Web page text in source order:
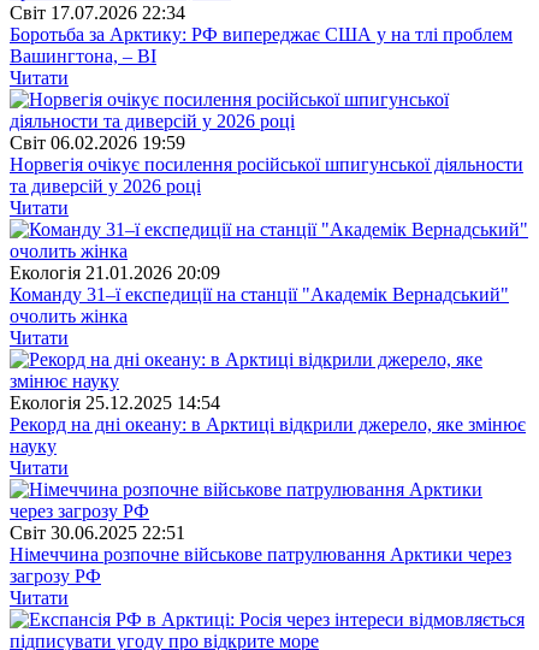
Свiт 17.07.2026 22:34
Боротьба за Арктику: РФ випереджає США у на тлі проблем
Вашингтона, – BI
Читати
Свiт 06.02.2026 19:59
Норвегія очікує посилення російської шпигунської діяльности
та диверсій у 2026 році
Читати
Екологія 21.01.2026 20:09
Команду 31–ї експедиції на станції "Академік Вернадський"
очолить жінка
Читати
Екологія 25.12.2025 14:54
Рекорд на дні океану: в Арктиці відкрили джерело, яке змінює
науку
Читати
Свiт 30.06.2025 22:51
Німеччина розпочне військове патрулювання Арктики через
загрозу РФ
Читати